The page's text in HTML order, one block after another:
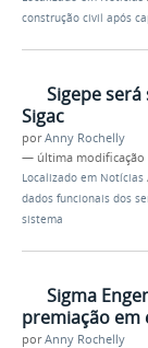
construção civil após
Sigepe
Sigac
porAnny Rochelly
— última modificação
Localizado em Notícias
dados funcionais dos
sistema
Sigma
premiação em
porAnny Rochelly